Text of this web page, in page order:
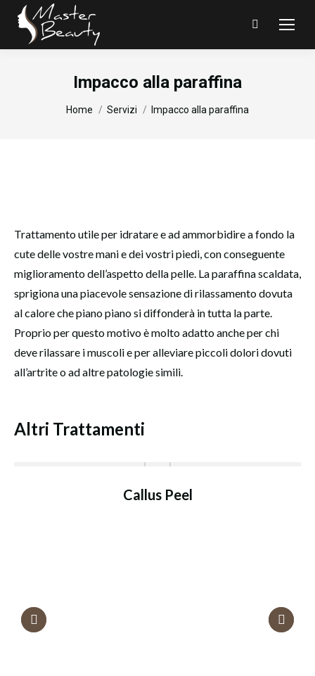
Search:
Impacco alla paraffina
You are here:
Home Servizi Impacco alla paraffina
Trattamento utile per idratare e ad ammorbidire a fondo la
cute delle vostre mani e dei vostri piedi, con conseguente
miglioramento dell’aspetto della pelle. La paraffina scaldata,
sprigiona una piacevole sensazione di rilassamento dovuta
al calore che piano piano si diffonderà in tutta la parte.
Proprio per questo motivo è molto adatto anche per chi
deve rilassare i muscoli e per alleviare piccoli dolori dovuti
all’artrite o ad altre patologie simili.
Altri Trattamenti
Callus Peel